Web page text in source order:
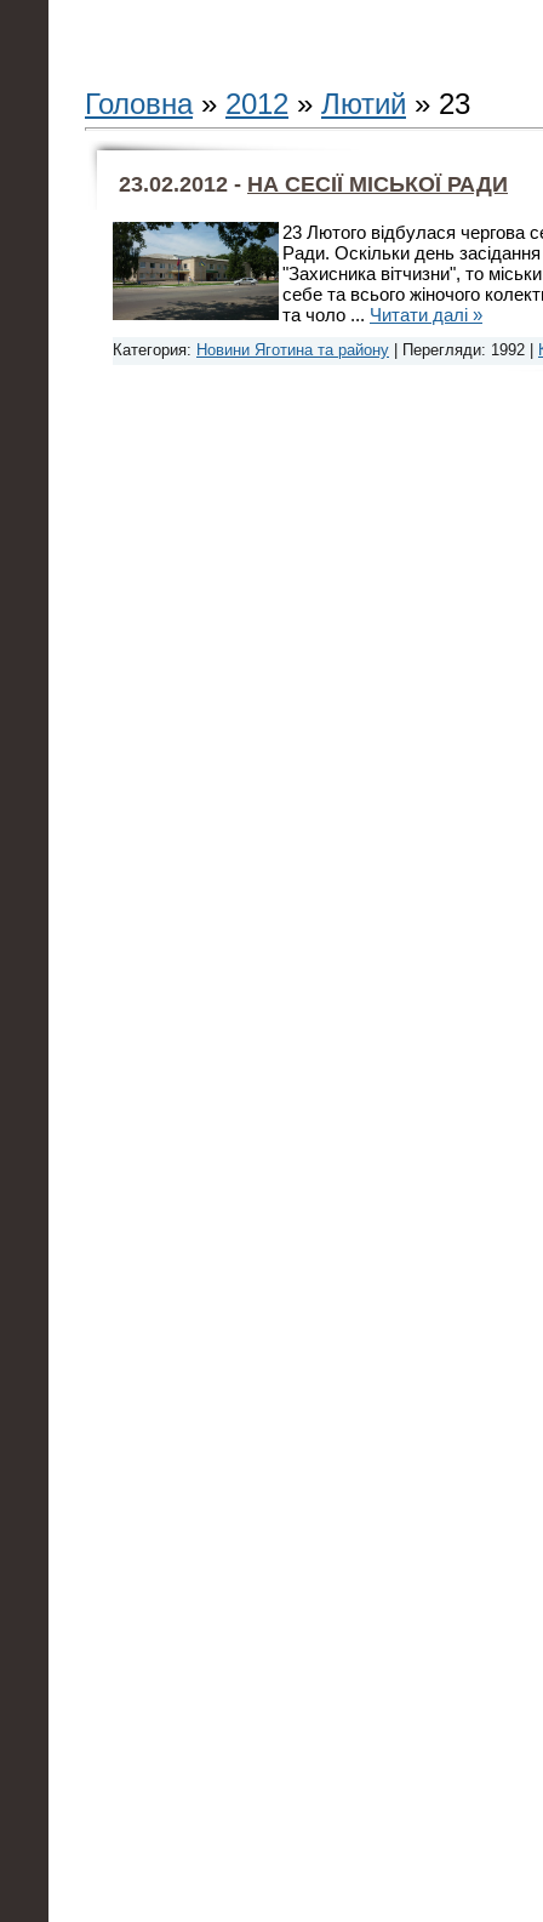
Головна» 2012 » Лютий » 23
23.02.2012 - НА СЕСІЇ МІСЬКОЇ РАДИ
23 Лютого відбулася чергова
Ради. Оскільки день засідання
"Захисника вітчизни", то
себе та всього жіночого
та чоло ... Читати далі »
Категория: Новини Яготина та району | Перегляди: 1992 |